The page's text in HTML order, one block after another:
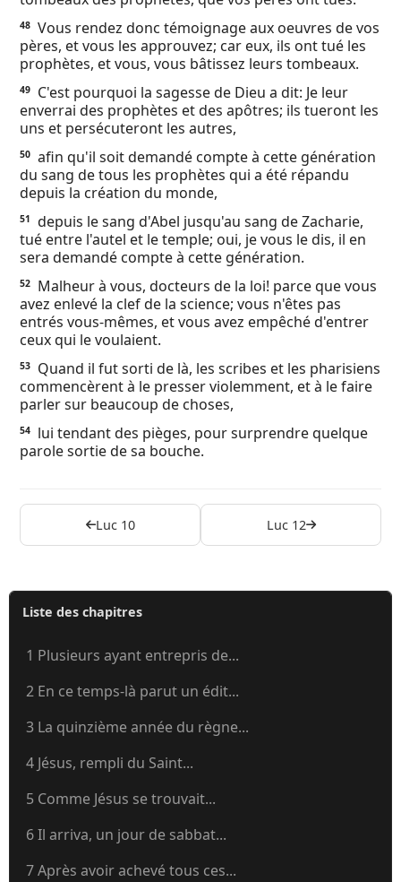
48 Vous rendez donc témoignage aux oeuvres de vos
pères, et vous les approuvez; car eux, ils ont tué les
prophètes, et vous, vous bâtissez leurs tombeaux.
49
C'est pourquoi la sagesse de Dieu a dit: Je leur
enverrai des prophètes et des apôtres; ils tueront les
uns et persécuteront les autres,
50 afin qu'il soit demandé compte à cette génération
du sang de tous les prophètes qui a été répandu
depuis la création du monde,
51
depuis le sang d'Abel jusqu'au sang de Zacharie,
tué entre l'autel et le temple; oui, je vous le dis, il en
sera demandé compte à cette génération.
52
Malheur à vous, docteurs de la loi! parce que vous
avez enlevé la clef de la science; vous n'êtes pas
entrés vous-mêmes, et vous avez empêché d'entrer
ceux qui le voulaient.
53
Quand il fut sorti de là, les scribes et les pharisiens
commencèrent à le presser violemment, et à le faire
parler sur beaucoup de choses,
54
lui tendant des pièges, pour surprendre quelque
parole sortie de sa bouche.
Luc 10 Luc 12
Liste des chapitres
1 Plusieurs ayant entrepris de...
2 En ce temps-là parut un édit...
3 La quinzième année du règne...
4 Jésus, rempli du Saint...
5 Comme Jésus se trouvait...
6 Il arriva, un jour de sabbat...
7 Après avoir achevé tous ces...